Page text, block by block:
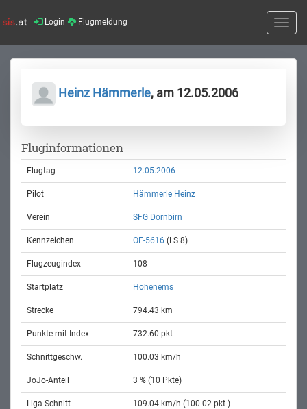
Login Flugmeldung
Toggle
Heinz Hämmerle, am 12.05.2006
Fluginformationen
Flugtag 12.05.2006
Pilot Hämmerle Heinz
Verein SFG Dornbirn
Kennzeichen OE-5616 (LS 8)
Flugzeugindex 108
Startplatz Hohenems
Strecke 794.43 km
Punkte mit Index 732.60 pkt
Schnittgeschw. 100.03 km/h
JoJo-Anteil 3 % (10 Pkte)
Liga Schnitt 109.04 km/h (100.02 pkt )